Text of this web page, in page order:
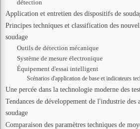
détection
Application et entretien des dispositifs de
Principes techniques et classification des
soudage
Outils de détection mécanique
Système de mesure électronique
Équipement d'essai intelligent
Scénarios d'application de base et indicateurs
Une percée dans la technologie moderne des
Tendances de développement de l'industrie des
soudage
Comparaison des paramètres techniques de